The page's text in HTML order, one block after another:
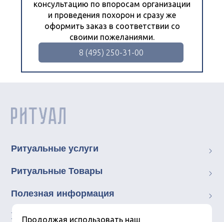
консультацию по впоросам организации
и проведения похорон и сразу же
оформить заказ в соответствии со
своими пожеланиями.
8 (495) 250-31-00
Продолжая использовать наш
Ритуальные услуги
Ритуальные Товары
Полезная информация
Ritual.su